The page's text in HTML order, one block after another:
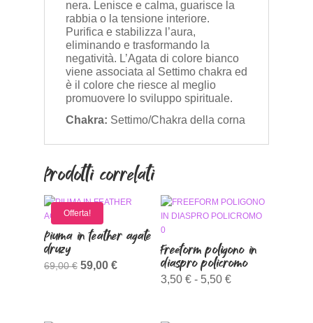
nera. Lenisce e calma, guarisce la
rabbia o la tensione interiore.
Purifica e stabilizza l’aura,
eliminando e trasformando la
negatività. L’Agata di colore bianco
viene associata al Settimo chakra ed
è il colore che riesce al meglio
promuovere lo sviluppo spirituale.
Chakra: Settimo/Chakra della corna
Prodotti correlati
Offerta!
Piuma in feather agate
druzy
69,00€ Il
59,00 €Il
Freeform poligono in
diaspro policromo
3,50€ - 5,50€Fascia